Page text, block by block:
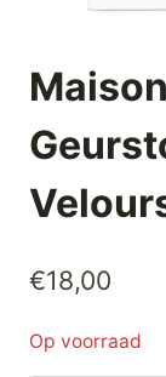
€18,00
Op voorraad